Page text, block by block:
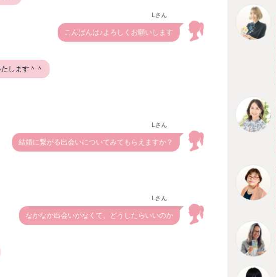
Lさん
こんばんは♪よろしくお願いします
します＾＾
Lさん
結婚に繋がる出会いについてみてもらえますか？
Lさん
なかなか出会いがなくて、どうしたらいいのか